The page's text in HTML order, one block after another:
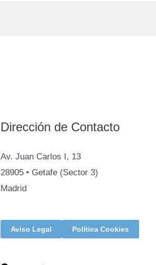
Dirección de Contacto
Av. Juan Carlos I, 13
28905 • Getafe (Sector 3)
Madrid
Aviso Legal Política Cookies